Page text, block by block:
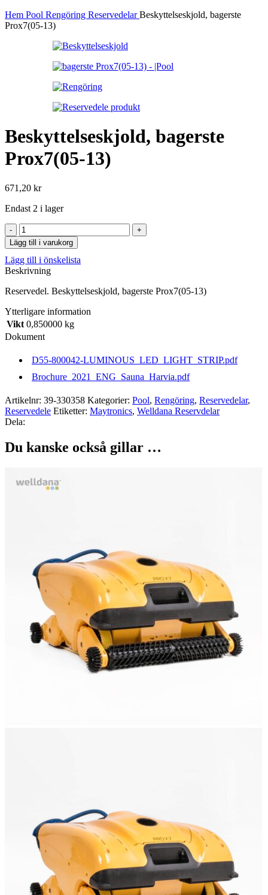
Hem Pool Rengöring ReservedelarBeskyttelseskjold, bagerste
Prox7(05-13)
Beskyttelseskjold, bagerste
Prox7(05-13)
671,20 kr
Endast 2 i lager
Beskyttelseskjold,
bagerste
Prox7(05-
13)
mängd
Lägg till i varukorg
Lägg till i önskelista
Beskrivning
Reservedel. Beskyttelseskjold, bagerste Prox7(05-13)
Ytterligare information
Vikt 0,850000 kg
Dokument
D55-800042-LUMINOUS_LED_LIGHT_STRIP.pdf
Brochure_2021_ENG_Sauna_Harvia.pdf
Artikelnr: 39-330358 Kategorier: Pool, Rengöring, Reservedelar,
Reservedele Etiketter: Maytronics, Welldana Reservdelar
Dela:
Du kanske också gillar …